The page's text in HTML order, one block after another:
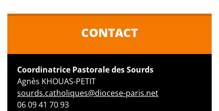
CONTACT
Coordinatrice Pastorale des Sourds
Agnès KHOUAS-PETIT
sourds.catholiques@diocese-paris.net
06 09 41 70 93